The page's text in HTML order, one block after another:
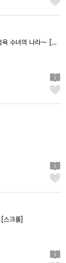
녀의 나라～ [단행본]
스크롤]